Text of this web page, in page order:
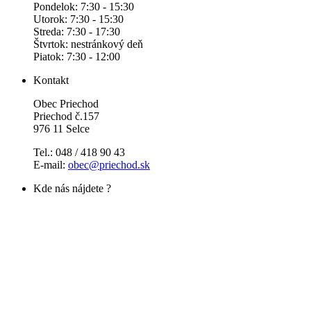
Pondelok: 7:30 - 15:30
Utorok: 7:30 - 15:30
Streda: 7:30 - 17:30
Štvrtok: nestránkový deň
Piatok: 7:30 - 12:00
Kontakt
Obec Priechod
Priechod č.157
976 11 Selce
Tel.: 048 / 418 90 43
E-mail: obec@priechod.sk
Kde nás nájdete ?